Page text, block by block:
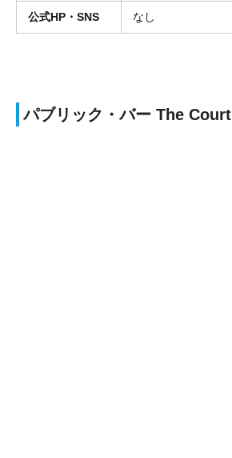
公式HP・SNS なし
パブリック・バー The Court